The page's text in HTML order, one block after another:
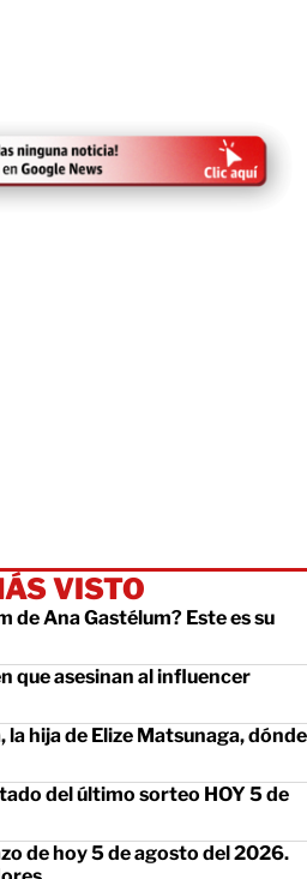
VISTO
de Ana Gastélum? Este es su
que asesinan al influencer
la hija de Elize Matsunaga, dónde
del último sorteo HOY 5 de
de hoy 5 de agosto del 2026.